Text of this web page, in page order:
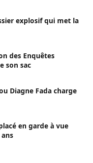
explosif qui met la
des Enquêtes
son sac
Diagne Fada charge
en garde à vue